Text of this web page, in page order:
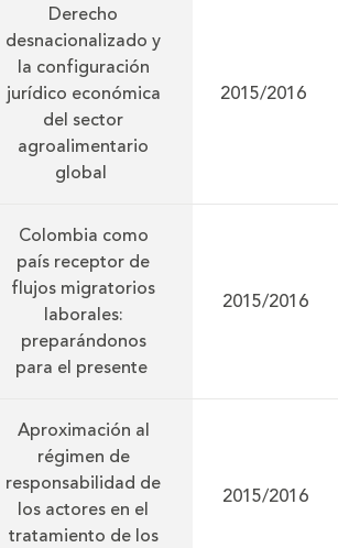
Derecho
desnacionalizado y
la configuración
jurídico económica
del sector
agroalimentario
global
2015/2016
Colombia como
país receptor de
flujos migratorios
laborales:
preparándonos
para el presente
2015/2016
Aproximación al
régimen de
responsabilidad de
los actores en el
tratamiento de los
2015/2016